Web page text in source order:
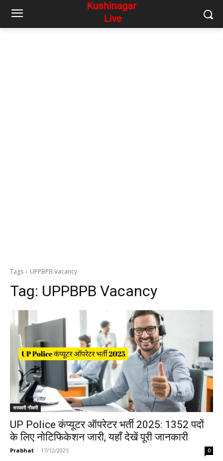
Tags UPPBPB Vacancy
Tag: UPPBPB Vacancy
सरकारी नौकरी
UP Police कंप्यूटर ऑपरेटर भर्ती 2025: 1352 पदों
के लिए नोटिफिकेशन जारी, यहाँ देखें पूरी जानकारी
Prabhat - 17/12/2025 0